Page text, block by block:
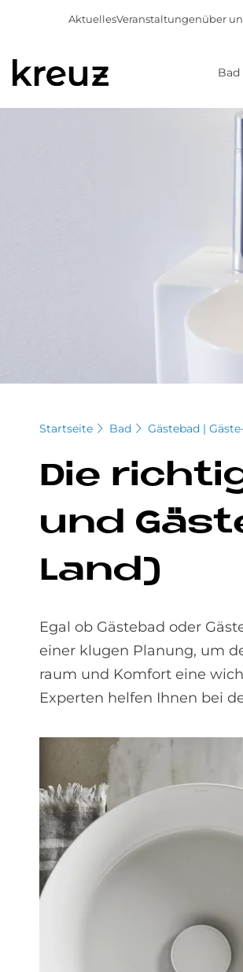
AktuellesVeranstaltungenüber
Bad
Startseite Bad Gästebad |
Die
und
Land)
Egal ob Gästebad oder
einer klugen Planung, um
raum und Kom­fort eine
Experten hel­fen Ihnen bei